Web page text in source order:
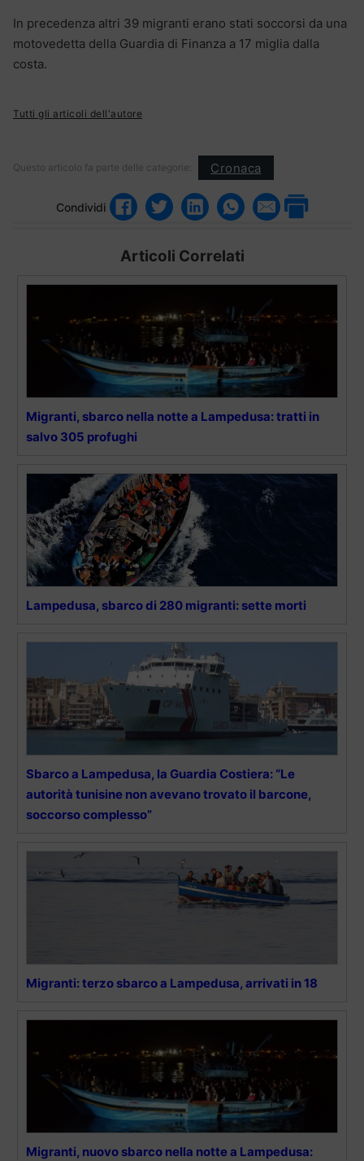
In precedenza altri 39 migranti erano stati soccorsi da una
motovedetta della Guardia di Finanza a 17 miglia dalla
costa.
Tutti gli articoli dell'autore
Questo articolo fa parte delle categorie: Cronaca
Condividi
Articoli Correlati
Migranti, sbarco nella notte a Lampedusa: tratti in
salvo 305 profughi
Lampedusa, sbarco di 280 migranti: sette morti
Sbarco a Lampedusa, la Guardia Costiera: “Le
autorità tunisine non avevano trovato il barcone,
soccorso complesso”
Migranti: terzo sbarco a Lampedusa, arrivati in 18
Migranti, nuovo sbarco nella notte a Lampedusa: